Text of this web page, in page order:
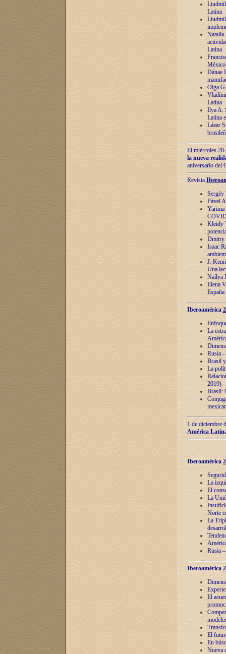
Latina
Natalia
Latina
México
Dánae
Olga
Latina
Ilya A.
Latina
Lázar
El miércoles 28
la nueva
aniversario del
Revista
Sergéy
Pável
Yarima
Kleidy
Dmitry
Isaac
J.
Una
Naílya
Elena
España
Iberoamérica
La
Rusia
Brasil
La
2019)
Brasil:
1 de diciembre
América
Iberoamérica
La
El
La
Norte
La
Rusia
Iberoamérica
El
El
En
Nueva